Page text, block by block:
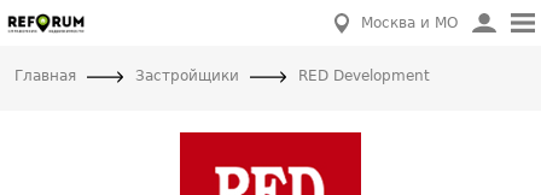
Москва и МО
Главная Застройщики RED Development